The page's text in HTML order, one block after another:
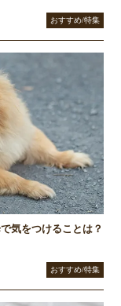
おすすめ/特集
気をつけることは？
おすすめ/特集